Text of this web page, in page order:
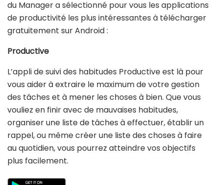
du Manager a sélectionné pour vous les applications
de productivité les plus intéressantes à télécharger
gratuitement sur Android :
Productive
L’appli de suivi des habitudes Productive est là pour
vous aider à extraire le maximum de votre gestion
des tâches et à mener les choses à bien. Que vous
vouliez en finir avec de mauvaises habitudes,
organiser une liste de tâches à effectuer, établir un
rappel, ou même créer une liste des choses à faire
au quotidien, vous pourrez atteindre vos objectifs
plus facilement.